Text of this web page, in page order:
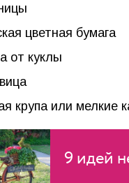
цветная бумага
от куклы
крупа или мелкие
9 идей